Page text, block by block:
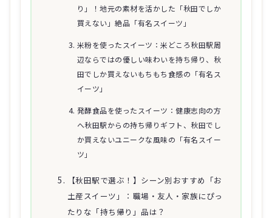
り」！地元の素材を活かした「秋田でしか
買えない」絶品「有名スイーツ」
米粉を使ったスイーツ：米どころ秋田駅周
辺ならではの優しい味わいを持ち帰り、秋
田でしか買えないもちもち食感の「有名ス
イーツ」
発酵食品を使ったスイーツ：健康志向の方
へ秋田駅からの持ち帰りギフト、秋田でし
か買えないユニークな風味の「有名スイー
ツ」
【秋田駅で選ぶ！】シーン別おすすめ「お
土産スイーツ」：職場・友人・家族にぴっ
たりな「持ち帰り」品は？